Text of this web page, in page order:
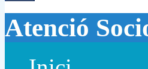
Atenció